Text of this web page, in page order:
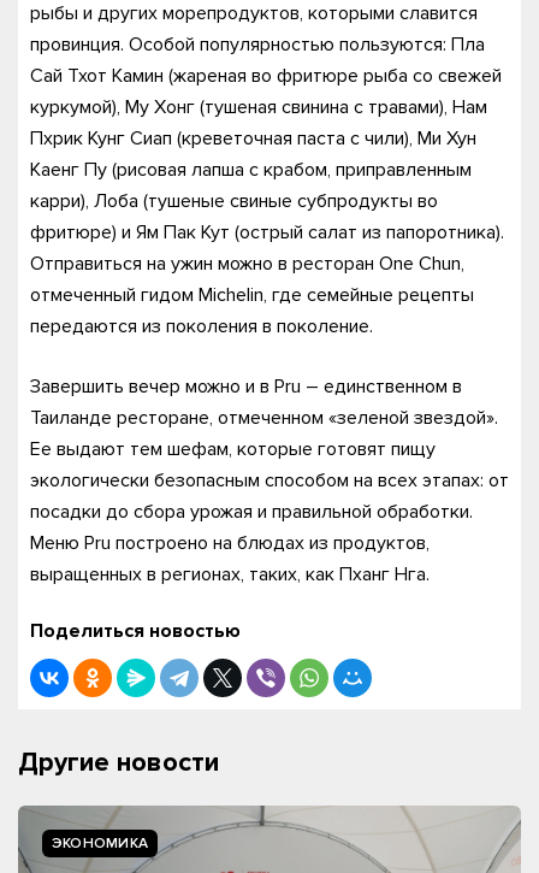
рыбы и других морепродуктов, которыми славится
провинция. Особой популярностью пользуются: Пла
Сай Тхот Камин (жареная во фритюре рыба со свежей
куркумой), Му Хонг (тушеная свинина с травами), Нам
Пхрик Кунг Сиап (креветочная паста с чили), Ми Хун
Каенг Пу (рисовая лапша с крабом, приправленным
карри), Лоба (тушеные свиные субпродукты во
фритюре) и Ям Пак Кут (острый салат из папоротника).
Отправиться на ужин можно в ресторан One Chun,
отмеченный гидом Michelin, где семейные рецепты
передаются из поколения в поколение.
Завершить вечер можно и в Pru – единственном в
Таиланде ресторане, отмеченном «зеленой звездой».
Ее выдают тем шефам, которые готовят пищу
экологически безопасным способом на всех этапах: от
посадки до сбора урожая и правильной обработки.
Меню Pru построено на блюдах из продуктов,
выращенных в регионах, таких, как Пханг Нга.
Поделиться новостью
Другие новости
ЭКОНОМИКА